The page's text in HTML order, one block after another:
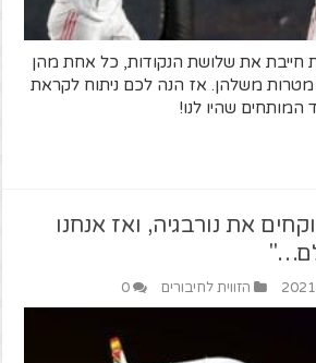
חייבת את שלושת הנקודות, כל אחת מהן
מטרות משלהן. אז הנה לכם ניתוח לקראת
שהיו לנו!
את נורבגיה, ואז אנחנו
הזווית לחיבורים 0